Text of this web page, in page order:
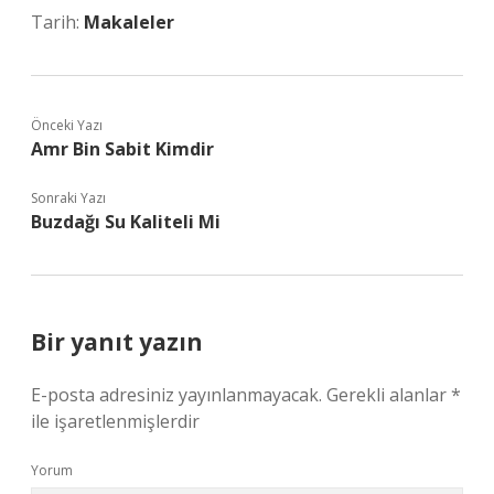
Tarih: Makaleler
Önceki Yazı
Amr Bin Sabit Kimdir
Sonraki Yazı
Buzdağı Su Kaliteli Mi
Bir yanıt yazın
E-posta adresiniz yayınlanmayacak. Gerekli alanlar*
ile işaretlenmişlerdir
Yorum